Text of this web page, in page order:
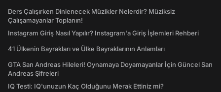
Ders Çalışırken Dinlenecek Müzikler Nelerdir? Müziksiz
Çalışamayanlar Toplanın!
Instagram Giriş Nasıl Yapılır? Instagram'a Giriş İşlemleri Rehberi
41 Ülkenin Bayrakları ve Ülke Bayraklarının Anlamları
GTA San Andreas Hileleri! Oynamaya Doyamayanlar İçin Güncel San
Andreas Şifreleri
IQ Testi: IQ'unuzun Kaç Olduğunu Merak Ettiniz mi?